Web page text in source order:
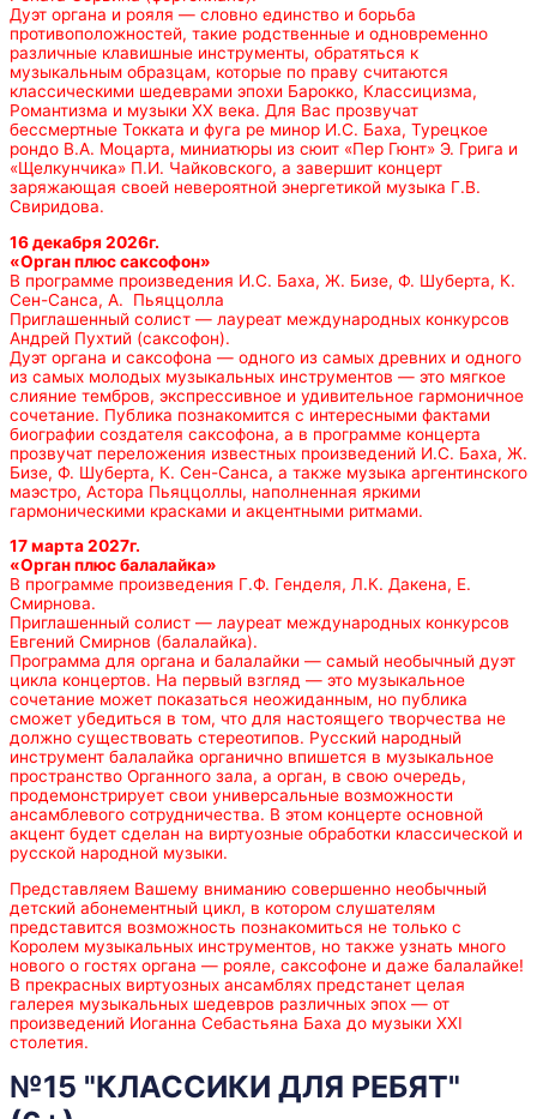
Дуэт органа и рояля — словно единство и борьба
противоположностей, такие родственные и одновременно
различные клавишные инструменты, обратяться к
музыкальным образцам, которые по праву считаются
классическими шедеврами эпохи Барокко, Классицизма,
Романтизма и музыки ХХ века. Для Вас прозвучат
бессмертные Токката и фуга ре минор И.С. Баха, Турецкое
рондо В.А. Моцарта, миниатюры из сюит «Пер Гюнт» Э. Грига и
«Щелкунчика» П.И. Чайковского, а завершит концерт
заряжающая своей невероятной энергетикой музыка Г.В.
Свиридова.
16 декабря 2026г.
«Орган плюс саксофон»
В программе произведения И.С. Баха, Ж. Бизе, Ф. Шуберта, К.
Сен-Санса, А. Пьяццолла
Приглашенный солист — лауреат международных конкурсов
Андрей Пухтий (саксофон).
Дуэт органа и саксофона — одного из самых древних и одного
из самых молодых музыкальных инструментов — это мягкое
слияние тембров, экспрессивное и удивительное гармоничное
сочетание. Публика познакомится с интересными фактами
биографии создателя саксофона, а в программе концерта
прозвучат переложения известных произведений И.С. Баха, Ж.
Бизе, Ф. Шуберта, К. Сен-Санса, а также музыка аргентинского
маэстро, Астора Пьяццоллы, наполненная яркими
гармоническими красками и акцентными ритмами.
17 марта 2027г.
«Орган плюс балалайка»
В программе произведения Г.Ф. Генделя, Л.К. Дакена, Е.
Смирнова.
Приглашенный солист — лауреат международных конкурсов
Евгений Смирнов (балалайка).
Программа для органа и балалайки — самый необычный дуэт
цикла концертов. На первый взгляд — это музыкальное
сочетание может показаться неожиданным, но публика
сможет убедиться в том, что для настоящего творчества не
должно существовать стереотипов. Русский народный
инструмент балалайка органично впишется в музыкальное
пространство Органного зала, а орган, в свою очередь,
продемонстрирует свои универсальные возможности
ансамблевого сотрудничества. В этом концерте основной
акцент будет сделан на виртуозные обработки классической и
русской народной музыки.
Представляем Вашему вниманию совершенно необычный
детский абонементный цикл, в котором слушателям
представится возможность познакомиться не только с
Королем музыкальных инструментов, но также узнать много
нового о гостях органа — рояле, саксофоне и даже балалайке!
В прекрасных виртуозных ансамблях предстанет целая
галерея музыкальных шедевров различных эпох — от
произведений Иоганна Себастьяна Баха до музыки XXI
столетия.
№15 "КЛАССИКИ ДЛЯ РЕБЯТ"